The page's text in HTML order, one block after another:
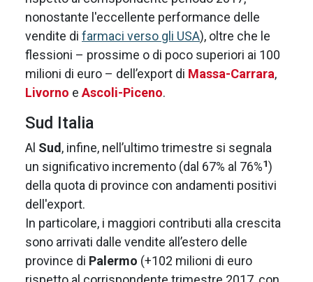
nonostante l'eccellente performance delle
vendite di farmaci verso gli USA), oltre che le
flessioni – prossime o di poco superiori ai 100
milioni di euro – dell’export di Massa-Carrara,
Livorno e Ascoli-Piceno.
Sud Italia
Al Sud, infine, nell’ultimo trimestre si segnala
un significativo incremento (dal 67% al 76%1)
della quota di province con andamenti positivi
dell'export.
In particolare, i maggiori contributi alla crescita
sono arrivati dalle vendite all’estero delle
province di Palermo (+102 milioni di euro